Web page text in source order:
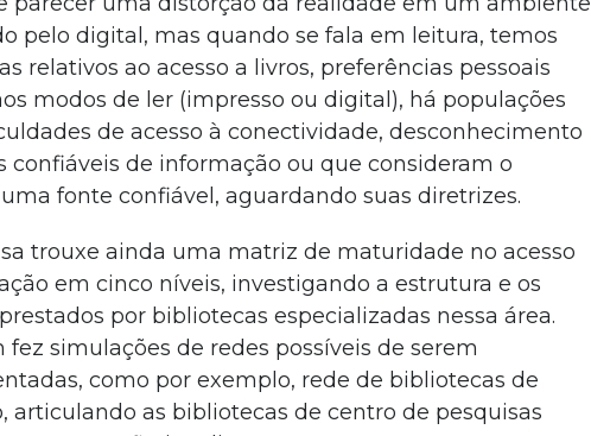
pelo digital, mas quando se fala em leitura, temos
relativos ao acesso a livros, preferências pessoais
modos de ler (impresso ou digital), há populações
de acesso à conectividade, desconhecimento
confiáveis de informação ou que consideram o
fonte confiável, aguardando suas diretrizes.
trouxe ainda uma matriz de maturidade no acesso
em cinco níveis, investigando a estrutura e os
por bibliotecas especializadas nessa área.
fez simulações de redes possíveis de serem
como por exemplo, rede de bibliotecas de
articulando as bibliotecas de centro de pesquisas